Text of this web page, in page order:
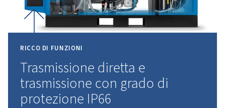
INNOVAZIONEDEL
DELL'ARIA
Leader del settore con tecnologia avanzata, in
soddisfare i più elevati standard di efficienza e